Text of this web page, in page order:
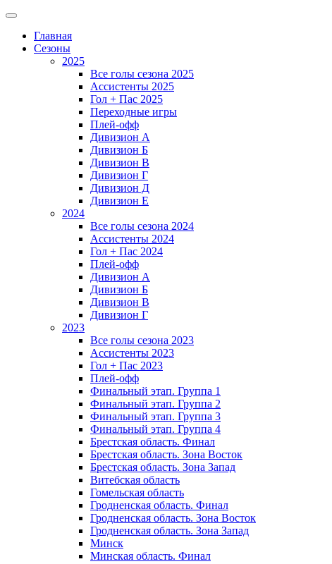
Главная
Сезоны
2025
Все голы сезона 2025
Ассистенты 2025
Гол + Пас 2025
Переходные игры
Плей-офф
Дивизион A
Дивизион Б
Дивизион В
Дивизион Г
Дивизион Д
Дивизион Е
2024
Все голы сезона 2024
Ассистенты 2024
Гол + Пас 2024
Плей-офф
Дивизион A
Дивизион Б
Дивизион В
Дивизион Г
2023
Все голы сезона 2023
Ассистенты 2023
Гол + Пас 2023
Плей-офф
Финальный этап. Группа 1
Финальный этап. Группа 2
Финальный этап. Группа 3
Финальный этап. Группа 4
Брестская область. Финал
Брестская область. Зона Восток
Брестская область. Зона Запад
Витебская область
Гомельская область
Гродненская область. Финал
Гродненская область. Зона Восток
Гродненская область. Зона Запад
Минск
Минская область. Финал